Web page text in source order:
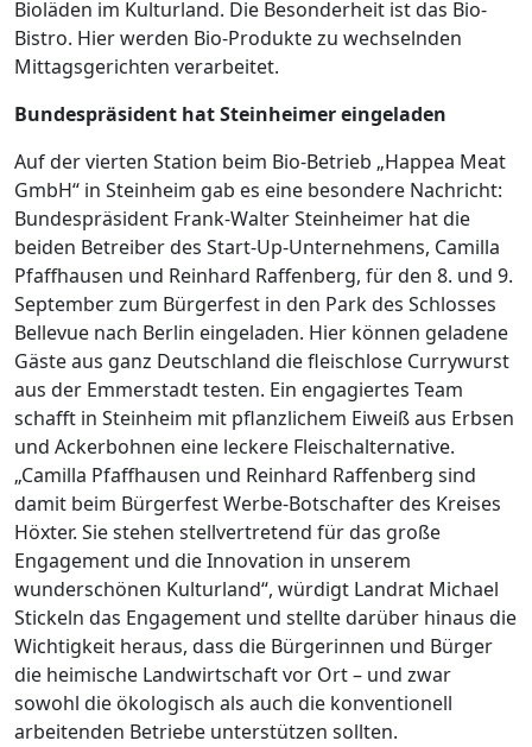
Bioläden im Kulturland. Die Besonderheit ist das Bio-
Bistro. Hier werden Bio-Produkte zu wechselnden
Mittagsgerichten verarbeitet.
Bundespräsident hat Steinheimer eingeladen
Auf der vierten Station beim Bio-Betrieb „Happea Meat
GmbH“ in Steinheim gab es eine besondere Nachricht:
Bundespräsident Frank-Walter Steinheimer hat die
beiden Betreiber des Start-Up-Unternehmens, Camilla
Pfaffhausen und Reinhard Raffenberg, für den 8. und 9.
September zum Bürgerfest in den Park des Schlosses
Bellevue nach Berlin eingeladen. Hier können geladene
Gäste aus ganz Deutschland die fleischlose Currywurst
aus der Emmerstadt testen. Ein engagiertes Team
schafft in Steinheim mit pflanzlichem Eiweiß aus Erbsen
und Ackerbohnen eine leckere Fleischalternative.
„Camilla Pfaffhausen und Reinhard Raffenberg sind
damit beim Bürgerfest Werbe-Botschafter des Kreises
Höxter. Sie stehen stellvertretend für das große
Engagement und die Innovation in unserem
wunderschönen Kulturland“, würdigt Landrat Michael
Stickeln das Engagement und stellte darüber hinaus die
Wichtigkeit heraus, dass die Bürgerinnen und Bürger
die heimische Landwirtschaft vor Ort – und zwar
sowohl die ökologisch als auch die konventionell
arbeitenden Betriebe unterstützen sollten.